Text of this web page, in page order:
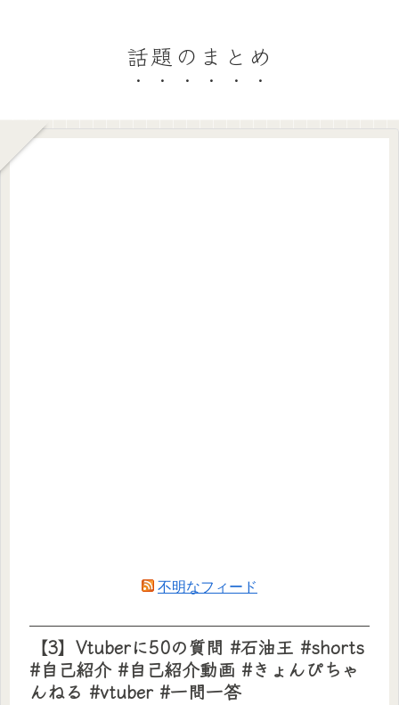
話題のまとめ
不明なフィード
【3】Vtuberに50の質問 #石油王 #shorts
#自己紹介 #自己紹介動画 #きょんぴちゃ
んねる #vtuber #一問一答